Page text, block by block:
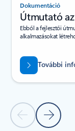
Előző dia
Dokumentáció
Útmutató
Ebből a fejlesztői
alkalmazásokat
További